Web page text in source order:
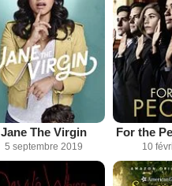
Jane The Virgin
5 septembre 2019
For the
10